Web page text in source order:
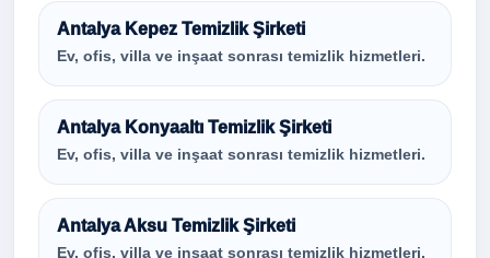
Antalya Kepez Temizlik Şirketi
Ev, ofis, villa ve inşaat sonrası temizlik hizmetleri.
Antalya Konyaaltı Temizlik Şirketi
Ev, ofis, villa ve inşaat sonrası temizlik hizmetleri.
Antalya Aksu Temizlik Şirketi
Ev, ofis, villa ve inşaat sonrası temizlik hizmetleri.